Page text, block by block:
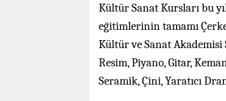
Kültür Sanat Kursları bu
eğitimlerinin tamamı
Kültür ve Sanat Akademisi
Resim, Piyano, Gitar,
Seramik, Çini, Yaratıcı